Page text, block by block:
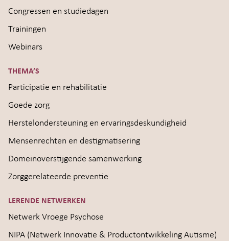
Congressen en studiedagen
Trainingen
Webinars
THEMA’S
Participatie en rehabilitatie
Goede zorg
Herstelondersteuning en ervaringsdeskundigheid
Mensenrechten en destigmatisering
Domeinoverstijgende samenwerking
Zorggerelateerde preventie
LERENDE NETWERKEN
Netwerk Vroege Psychose
NIPA (Netwerk Innovatie & Productontwikkeling Autisme)